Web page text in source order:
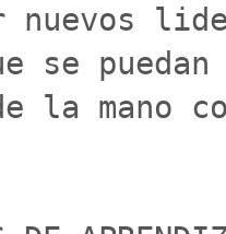
nuevos
se
la mano